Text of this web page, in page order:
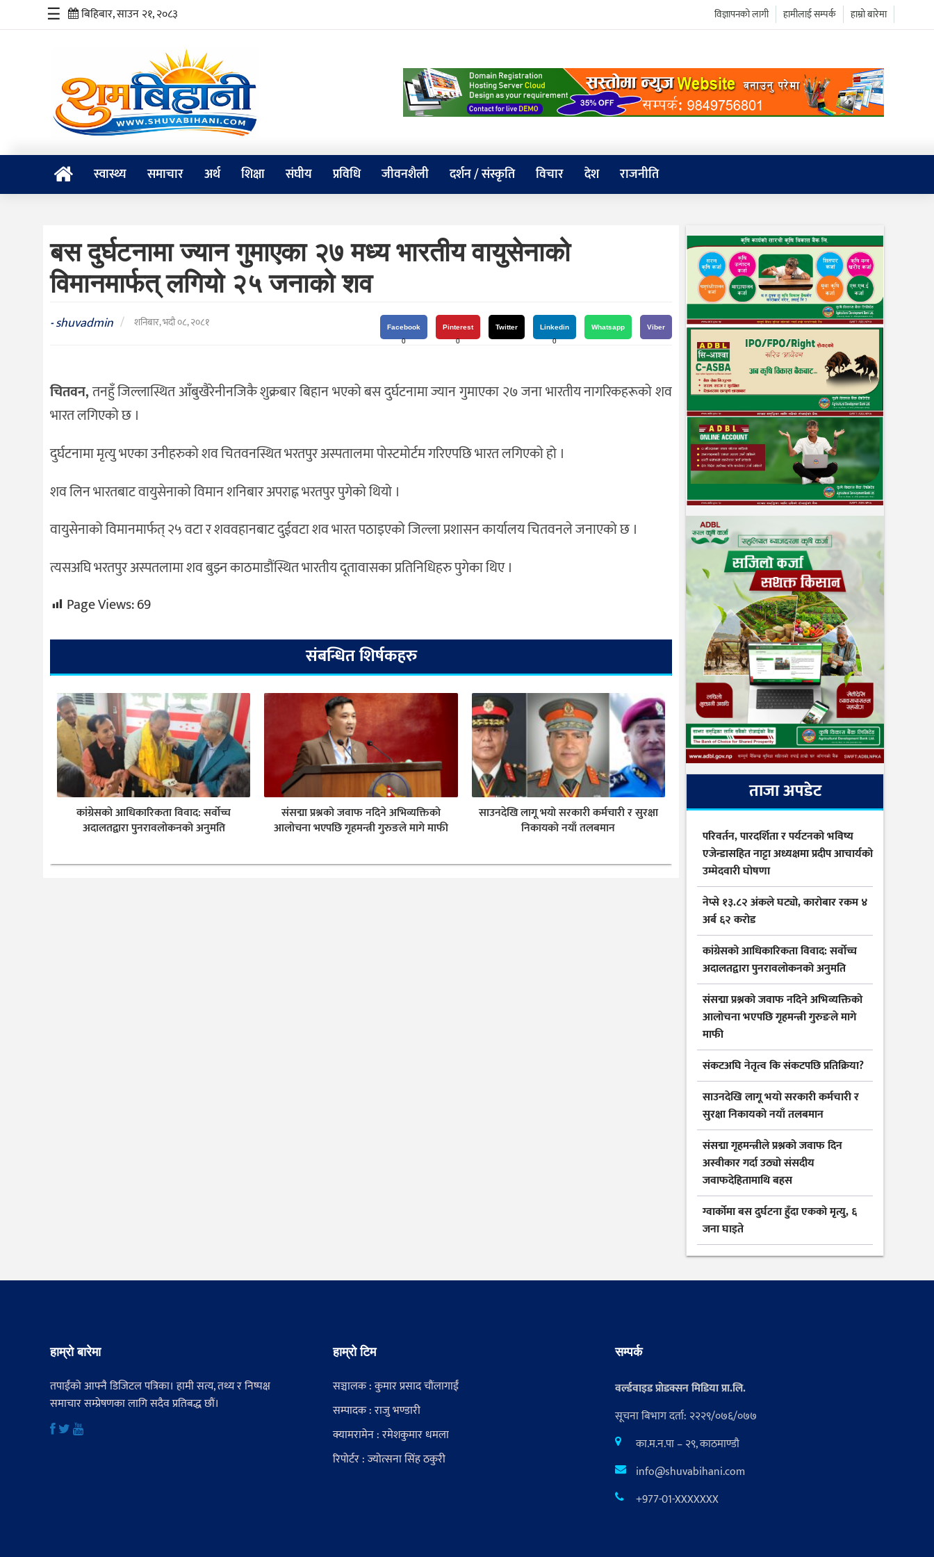
समाचार
संघीय
जीवनशैली
संस्कृति
राजनीति
☰ बिहिबार, साउन २१, २०८३ हाम्रो बारेमा
हामीलाई सम्पर्क
विज्ञापनको लागी
स्वास्थ्य समाचार अर्थ शिक्षा संघीय प्रविधि जीवनशैली दर्शन / संस्कृति विचार देश राजनीति
बस दुर्घटनामा ज्यान गुमाएका २७ मध्य भारतीय वायुसेनाको
विमानमार्फत् लगियो २५ जनाको शव
-shuvadmin / शनिबार, भदौ ०८, २०८१
Facebook
0
Pinterest
0
Twitter
Linkedin
0
Whatsapp Viber
चितवन,तनहुँ जिल्लास्थित आँबुखैरेनीनजिकै शुक्रबार बिहान भएको बस दुर्घटनामा ज्यान गुमाएका २७ जना भारतीय नागरिकहरूको शव
भारत लगिएको छ ।
दुर्घटनामा मृत्यु भएका उनीहरुको शव चितवनस्थित भरतपुर अस्पतालमा पोस्टमोर्टम गरिएपछि भारत लगिएको हो ।
शव लिन भारतबाट वायुसेनाको विमान शनिबार अपराह्न भरतपुर पुगेको थियो ।
वायुसेनाको विमानमार्फत् २५ वटा र शववहानबाट दुईवटा शव भारत पठाइएको जिल्ला प्रशासन कार्यालय चितवनले जनाएको छ ।
त्यसअघि भरतपुर अस्पतलामा शव बुझ्न काठमाडौंस्थित भारतीय दूतावासका प्रतिनिधिहरु पुगेका थिए ।
Page Views:69
संबन्धित शिर्षकहरु
कांग्रेसको आधिकारिकता विवाद: सर्वोच्च
अदालतद्वारा पुनरावलोकनको अनुमति
संसद्मा प्रश्नको जवाफ नदिने अभिव्यक्तिको
आलोचना भएपछि गृहमन्त्री गुरुङले मागे माफी
साउनदेखि लागू भयो सरकारी कर्मचारी र सुरक्षा
निकायको नयाँ तलबमान
ताजा अपडेट
परिवर्तन, पारदर्शिता र पर्यटनको भविष्य
एजेन्डासहित नाट्टा अध्यक्षमा प्रदीप आचार्यको
उम्मेदवारी घोषणा
नेप्से १३.८२ अंकले घट्यो, कारोबार रकम ४
अर्ब ६२ करोड
कांग्रेसको आधिकारिकता विवाद: सर्वोच्च
अदालतद्वारा पुनरावलोकनको अनुमति
संसद्मा प्रश्नको जवाफ नदिने अभिव्यक्तिको
आलोचना भएपछि गृहमन्त्री गुरुङले मागे
माफी
संकटअघि नेतृत्व कि संकटपछि प्रतिक्रिया?
साउनदेखि लागू भयो सरकारी कर्मचारी र
सुरक्षा निकायको नयाँ तलबमान
संसद्मा गृहमन्त्रीले प्रश्नको जवाफ दिन
अस्वीकार गर्दा उठ्यो संसदीय
जवाफदेहितामाथि बहस
ग्वार्कोमा बस दुर्घटना हुँदा एकको मृत्यु, ६
जना घाइते
हाम्रो बारेमा
तपाईंको आफ्नै डिजिटल पत्रिका। हामी सत्य, तथ्य र निष्पक्ष
समाचार सम्प्रेषणका लागि सदैव प्रतिबद्ध छौं।
हाम्रो टिम
सञ्चालक : कुमार प्रसाद चौंलागाईं
सम्पादक : राजु भण्डारी
क्यामरामेन : रमेशकुमार धमला
रिपोर्टर : ज्योत्सना सिंह ठकुरी
सम्पर्क
वर्ल्डवाइड प्रोडक्सन मिडिया प्रा.लि.
सूचना बिभाग दर्ता: २२२९/०७६/०७७
का.म.न.पा – २९, काठमाण्डौ
info@shuvabihani.com
+977-01-XXXXXXX